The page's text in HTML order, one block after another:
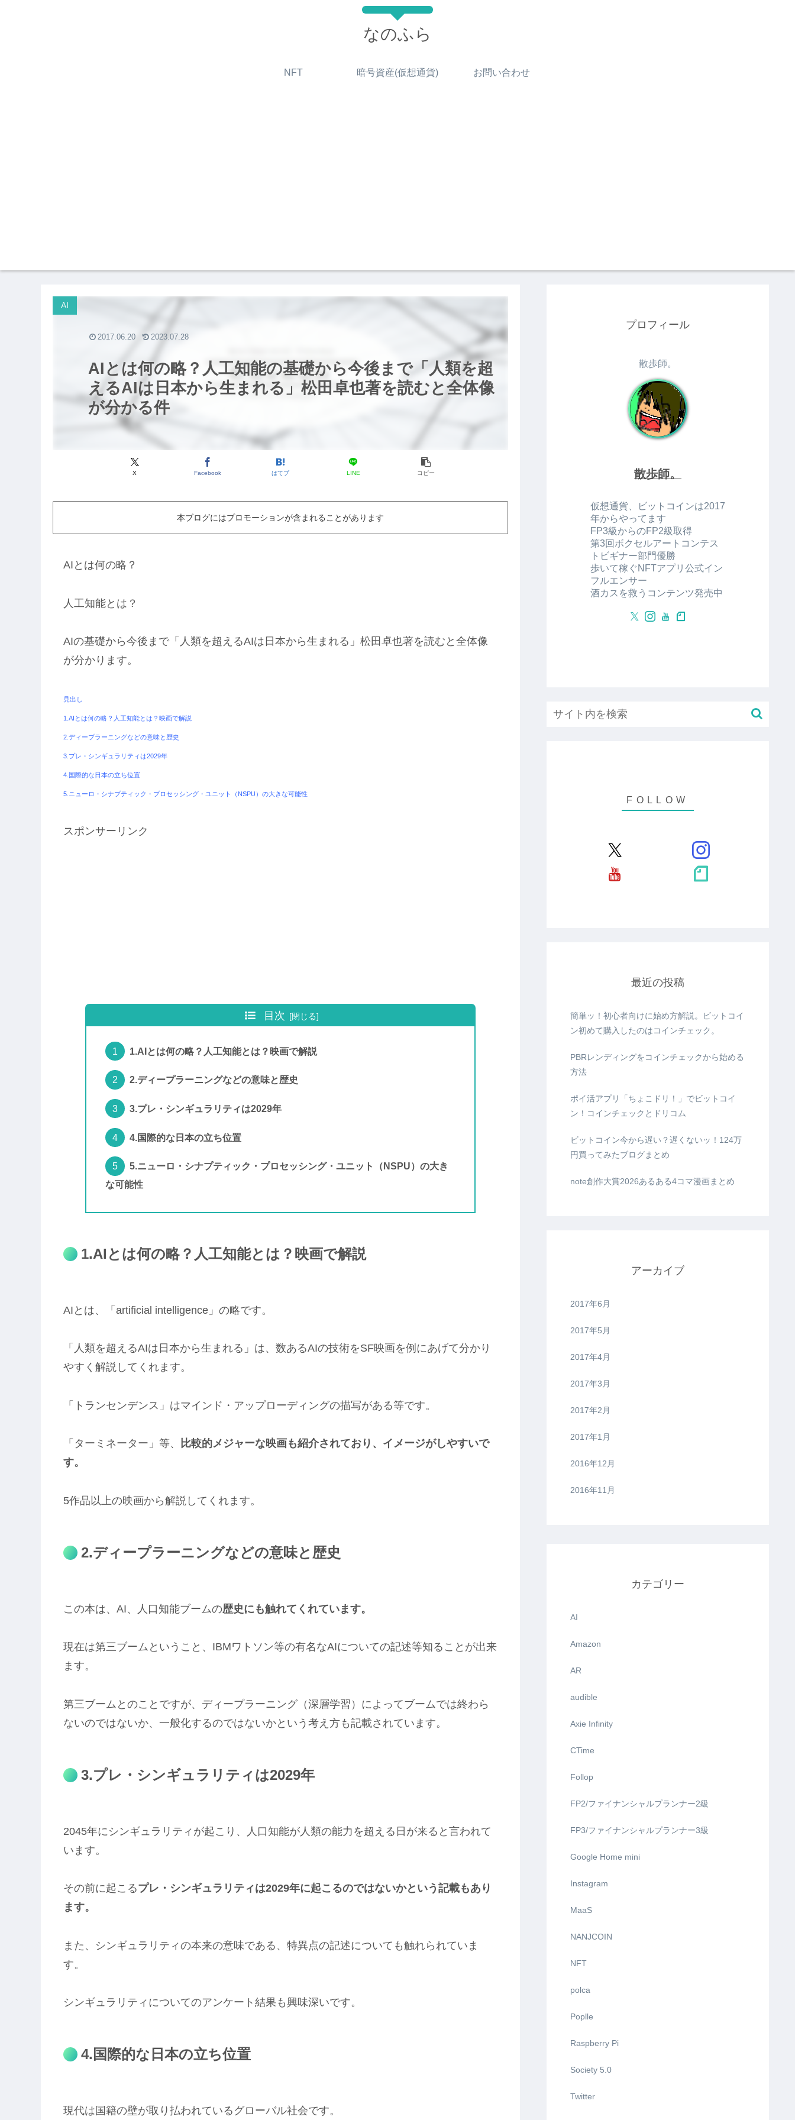
なのふら
NFT 暗号資産(仮想通貨) お問い合わせ
AIとは何の略？人工知能の基礎から今後まで「人類を超
えるAIは日本から生まれる」松田卓也著を読むと全体像
が分かる件
AI
X Facebook はてブ LINE コピー
2017.06.20 2023.07.28
本ブログにはプロモーションが含まれることがあります
AIとは何の略？
人工知能とは？
AIの基礎から今後まで「人類を超えるAIは日本から生まれる」松田卓也著を読むと全体像
が分かります。
見出し
1.AIとは何の略？人工知能とは？映画で解説
2.ディープラーニングなどの意味と歴史
3.プレ・シンギュラリティは2029年
4.国際的な日本の立ち位置
5.ニューロ・シナプティック・プロセッシング・ユニット（NSPU）の大きな可能性
スポンサーリンク
目次
1.AIとは何の略？人工知能とは？映画で解説
2.ディープラーニングなどの意味と歴史
3.プレ・シンギュラリティは2029年
4.国際的な日本の立ち位置
5.ニューロ・シナプティック・プロセッシング・ユニット（NSPU）の大き
な可能性
1.AIとは何の略？人工知能とは？映画で解説
AIとは、「artificial intelligence」の略です。
「人類を超えるAIは日本から生まれる」は、数あるAIの技術をSF映画を例にあげて分かり
やすく解説してくれます。
「トランセンデンス」はマインド・アップローディングの描写がある等です。
「ターミネーター」等、
比較的メジャーな映画も紹介されており、イメージがしやすいで
す。
5作品以上の映画から解説してくれます。
2.ディープラーニングなどの意味と歴史
この本は、AI、人口知能ブームの歴史にも触れてくれています。
現在は第三ブームということ、IBMワトソン等の有名なAIについての記述等知ることが出来
ます。
第三ブームとのことですが、ディープラーニング（深層学習）によってブームでは終わら
ないのではないか、一般化するのではないかという考え方も記載されています。
3.プレ・シンギュラリティは2029年
2045年にシンギュラリティが起こり、人口知能が人類の能力を超える日が来ると言われて
います。
その前に起こるプレ・シンギュラリティは2029年に起こるのではないかという記載もあり
ます。
また、シンギュラリティの本来の意味である、特異点の記述についても触れられていま
す。
シンギュラリティについてのアンケート結果も興味深いです。
4.国際的な日本の立ち位置
現代は国籍の壁が取り払われているグローバル社会です。
プロフィール
散歩師。
散歩師。
仮想通貨、ビットコインは2017
年からやってます
FP3級からのFP2級取得
第3回ボクセルアートコンテス
トビギナー部門優勝
歩いて稼ぐNFTアプリ公式イン
フルエンサー
酒カスを救うコンテンツ発売中
最近の投稿
簡単ッ！初心者向けに始め方解説。ビットコイ
ン初めて購入したのはコインチェック。
PBRレンディングをコインチェックから始める
方法
ポイ活アプリ「ちょこドリ！」でビットコイ
ン！コインチェックとドリコム
ビットコイン今から遅い？遅くないッ！124万
円買ってみたブログまとめ
note創作大賞2026あるある4コマ漫画まとめ
アーカイブ
2017年6月
2017年5月
2017年4月
2017年3月
2017年2月
2017年1月
2016年12月
2016年11月
カテゴリー
AI
Amazon
AR
audible
Axie Infinity
CTime
Follop
FP2/ファイナンシャルプランナー2級
FP3/ファイナンシャルプランナー3級
Google Home mini
Instagram
MaaS
NANJCOIN
NFT
polca
Poplle
Raspberry Pi
Society 5.0
Twitter